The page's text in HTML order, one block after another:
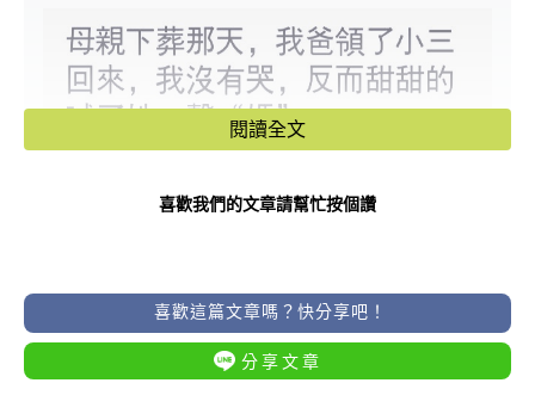
閱讀全文
喜歡我們的文章請幫忙按個讚
喜歡這篇文章嗎？快分享吧！
分享文章